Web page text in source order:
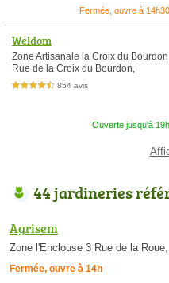
Fermée, ouvre à 14h30
Weldom
Zone Artisanale la Croix du Bourdon
Rue de la Croix du Bourdon,
4,5 étoiles sur 5 854 avis
Ouverte jusqu'à 19h
44 jardineries
Agrisem
Zone l'Enclouse 3 Rue de la
Fermée, ouvre à 14h